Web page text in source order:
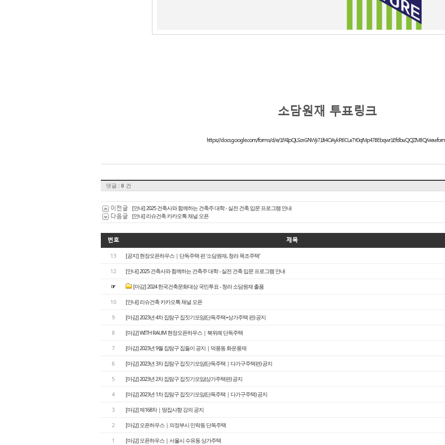
소담원재 투표링크
https://docs.google.com/forms/d/e/1FAIpQLScnGNWji71lt4OAykRtlCLa7Y0qMp47BEbqwr1EfdbuQQZM8Q/
댓글 : 0 건
이전글 [안내] 2025 건축사와 함께하는 건축주 대학 - 실전 건축 입문 프로그램 안내
다음글 [안내] 리슈건축 카카오톡 채널 오픈
번호 제목
13 [공지] 현장오픈하우스｜단독주택 편 '소담원재, 청라 목조주택'
12 [안내] 2025 건축사와 함께하는 건축주 대학 - 실전 건축 입문 프로그램 안내
☞ [마감] 2024 한국건축문화대상 국민투표 - 청라 소담원재 출품
10 [안내] 리슈건축 카카오톡 채널 오픈
9 [마감] 2023년 4차 집탐구 집짓기모임(단독주택+상가주택 편) 공지
8 [마감] WITH RAUM 현장오픈하우스｜북위례 단독주택
7 [마감] 2023년 9월 집탐구 집들이 공지｜덕풍동 화운풍재
6 [마감] 2023년 3차 집탐구 집짓기모임(단독주택｜다가구주택편) 공지
5 [마감] 2023년 2차 집탐구 집짓기모임(상가주택편) 공지
4 [마감] 2023년 1차 집탐구 집짓기모임(단독주택｜다가구주택) 공지
3 [ 마감] 제168차｜땅집사향 강의 공지
2 [마감] 오픈하우스｜의정부시 민락동 단독주택
1 [마감] 오픈하우스｜서울시 수유동 상가주택